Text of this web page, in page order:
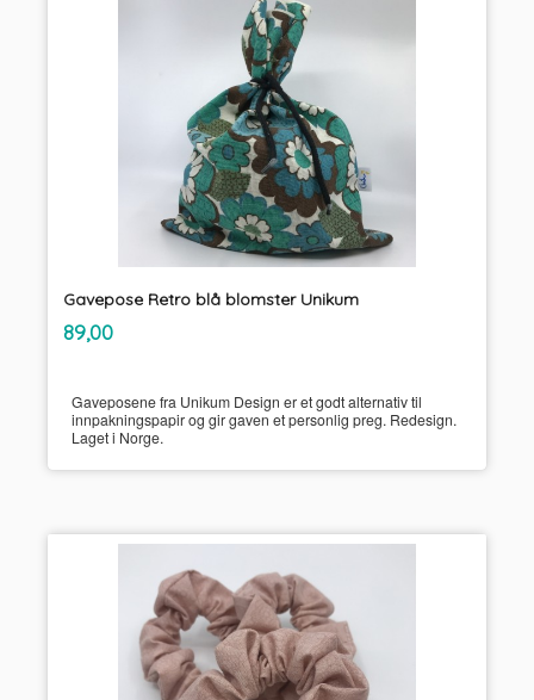
Gavepose Retro blå blomster Unikum
Pris
89,00mva.
Gaveposene fra Unikum Design er et godt alternativ til
innpakningspapir og gir gaven et personlig preg. Redesign.
Laget i Norge.